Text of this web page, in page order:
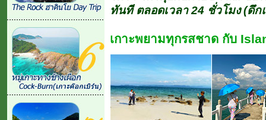
ทันที ตลอดเวลา 24 ชั่วโมง (ดึก
เกาะพยามทุกรสชาด กับ